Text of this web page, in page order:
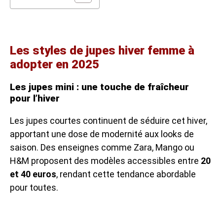
Les styles de jupes hiver femme à
adopter en 2025
Les jupes mini : une touche de fraîcheur
pour l’hiver
Les jupes courtes continuent de séduire cet hiver,
apportant une dose de modernité aux looks de
saison. Des enseignes comme Zara, Mango ou
H&M proposent des modèles accessibles entre 20
et 40 euros, rendant cette tendance abordable
pour toutes.